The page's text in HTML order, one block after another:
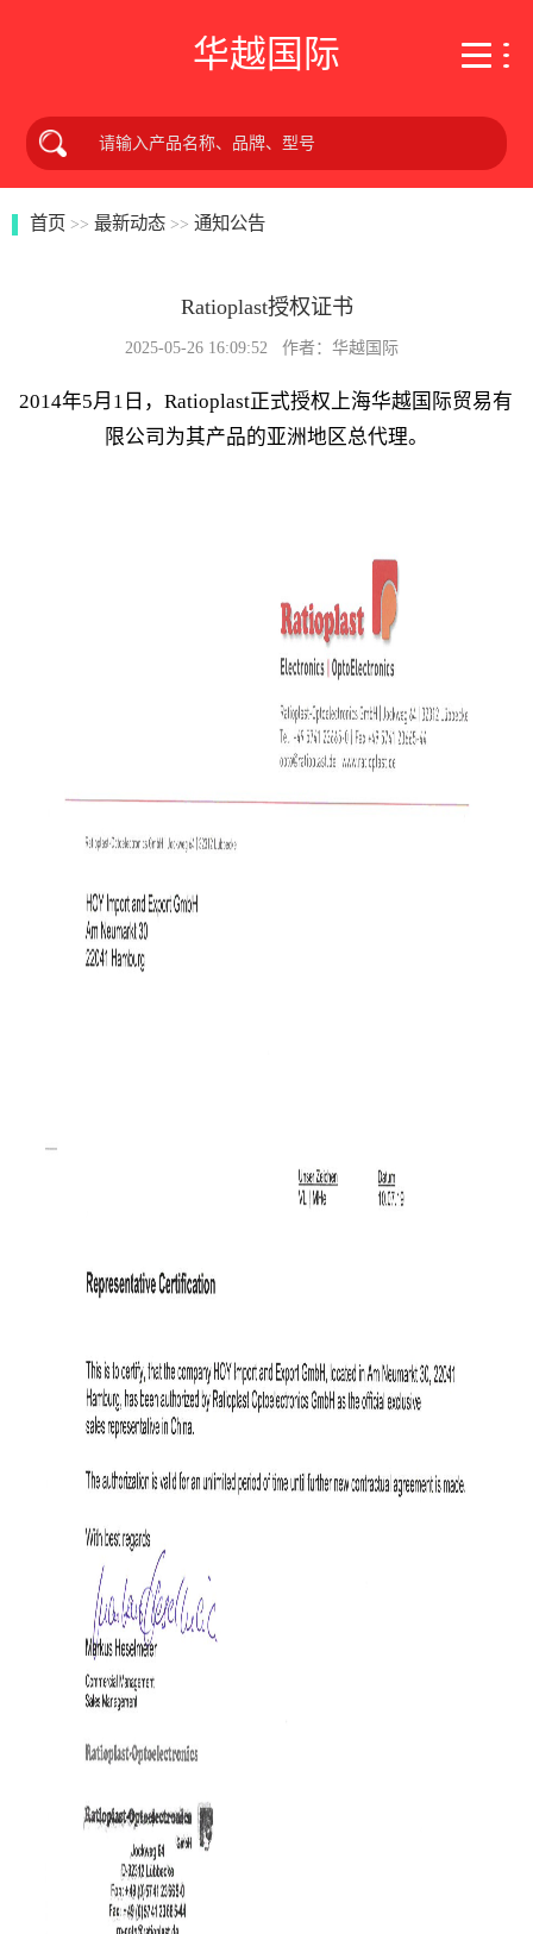
华越国际
首页 >> 最新动态 >> 通知公告
Ratioplast授权证书
2025-05-26 16:09:52 作者：华越国际
2014年5月1日，Ratioplast正式授权上海华越国际贸易有
限公司为其产品的亚洲地区总代理。